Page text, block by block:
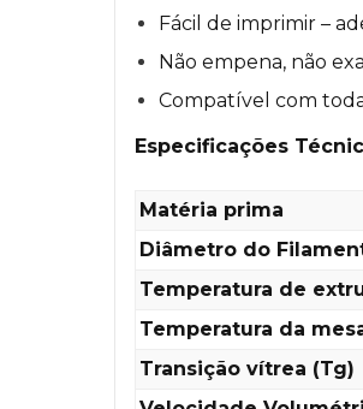
Fácil de imprimir –
Não empena, não
Compatível com
Especificações
Matéria prima
Diâmetro do
Temperatura de
Temperatura da
Transição vítrea (Tg)